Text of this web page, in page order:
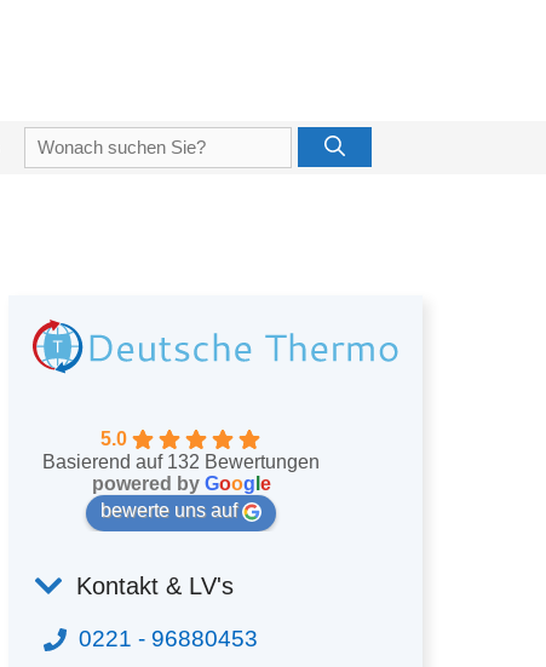
Suche
nach:
5.0
Basierend auf 132 Bewertungen
powered by Goog e
bewerte uns auf
Kontakt & LV's
0221 - 96880453